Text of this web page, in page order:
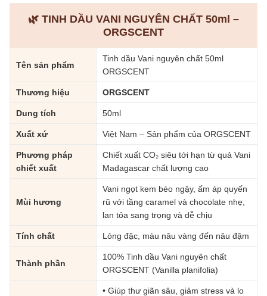
🌿 TINH DẦU VANI NGUYÊN CHẤT 50ml –
ORGSCENT
Tên sản phẩm
Tinh dầu Vani nguyên chất 50ml
ORGSCENT
Thương hiệu ORGSCENT
Dung tích 50ml
Xuất xứ Việt Nam – Sản phẩm của ORGSCENT
Phương pháp
chiết xuất
Chiết xuất CO₂ siêu tới hạn từ quả Vani
Madagascar chất lượng cao
Mùi hương
Vani ngọt kem béo ngậy, ấm áp quyến
rũ với tầng caramel và chocolate nhẹ,
lan tỏa sang trọng và dễ chịu
Tính chất Lỏng đặc, màu nâu vàng đến nâu đậm
Thành phần
100% Tinh dầu Vani nguyên chất
ORGSCENT (Vanilla planifolia)
• Giúp thư giãn sâu, giảm stress và lo